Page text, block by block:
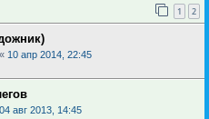
1 2
« 10 апр 2014, 22:45
04 авг 2013, 14:45